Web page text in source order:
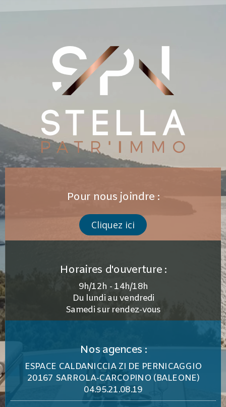
Pour nous joindre :
Cliquez ici
Horaires d'ouverture :
9h/12h - 14h/18h
Du lundi au vendredi
Samedi sur rendez-vous
Nos agences :
ESPACE CALDANICCIA ZI DE PERNICAGGIO
20167 SARROLA-CARCOPINO (BALEONE)
04.95.21.08.19